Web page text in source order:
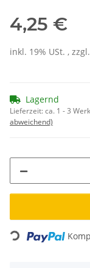
4,25 €
inkl. 19% USt. , zzgl.
Lagernd
Lieferzeit:ca. 1 - 3
abweichend)
Loading...